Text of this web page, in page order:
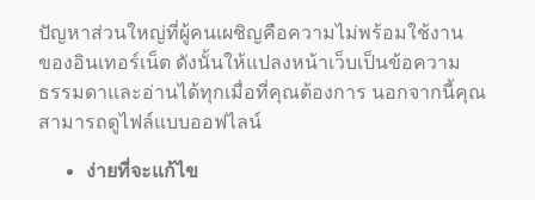
ปัญหาส่วนใหญ่ที่ผู้คนเผชิญคือความไม่พร้อมใช้งาน
ของอินเทอร์เน็ต ดังนั้นให้แปลงหน้าเว็บเป็นข้อความ
ธรรมดาและอ่านได้ทุกเมื่อที่คุณต้องการ นอกจากนี้คุณ
สามารถดูไฟล์แบบออฟไลน์
ง่ายที่จะแก้ไข